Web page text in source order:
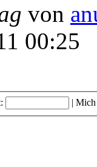
von
00:25
| Mich